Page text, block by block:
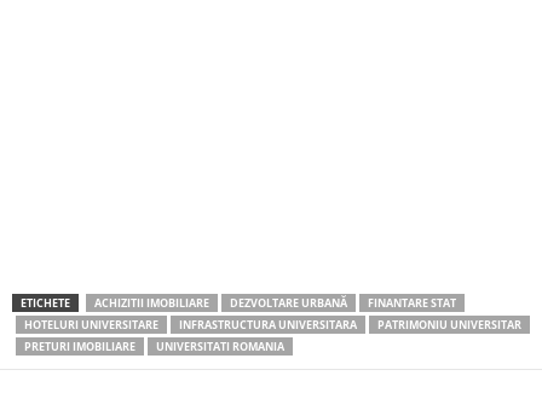
ETICHETE ACHIZITII IMOBILIARE DEZVOLTARE URBANĂ
FINANTARE STAT
HOTELURI UNIVERSITARE
INFRASTRUCTURA UNIVERSITARA
PATRIMONIU UNIVERSITAR
PRETURI IMOBILIARE
UNIVERSITATI ROMANIA